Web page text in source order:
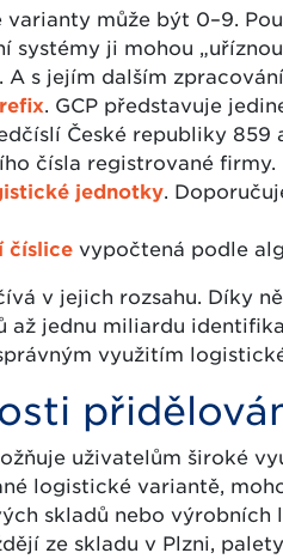
může být 0–9.
systémy ji mohou
A s jejím dalším
. GCP představuje
České republiky
čísla registrované firmy.
jednotky.
číslice vypočtená podle
v jejich rozsahu. Díky
až jednu miliardu
využitím
uživatelům široké
logistické variantě,
skladů nebo výrobních
ze skladu v Plzni,